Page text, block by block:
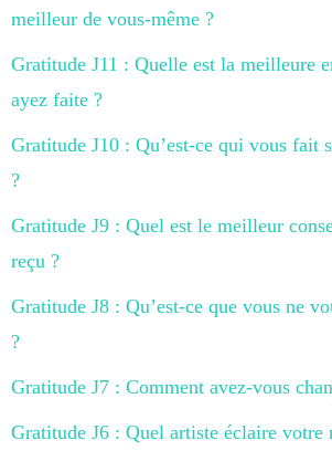
meilleur de vous-même ?
Gratitude J11 : Quelle est la meilleure
ayez faite ?
Gratitude J10 : Qu’est-ce qui vous fait
?
Gratitude J9 : Quel est le meilleur
reçu ?
Gratitude J8 : Qu’est-ce que vous ne
?
Gratitude J7 : Comment avez-vous
Gratitude J6 : Quel artiste éclaire votre